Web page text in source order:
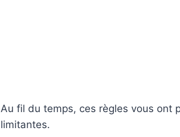
Au fil du temps, ces règles vous ont
limitantes.